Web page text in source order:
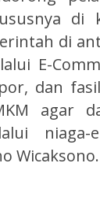
di
di
E-
dan
agar
Wicaksono.